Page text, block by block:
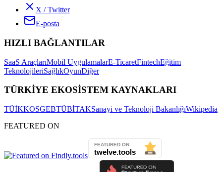
X / Twitter
E-posta
HIZLI BAĞLANTILAR
SaaS AraçlarıMobil UygulamalarE-TicaretFintechEğitim
TeknolojileriSağlıkOyunDiğer
TÜRKİYE EKOSİSTEM KAYNAKLARI
TÜİKKOSGEBTÜBİTAKSanayi ve Teknoloji BakanlığıWikipedia
FEATURED ON